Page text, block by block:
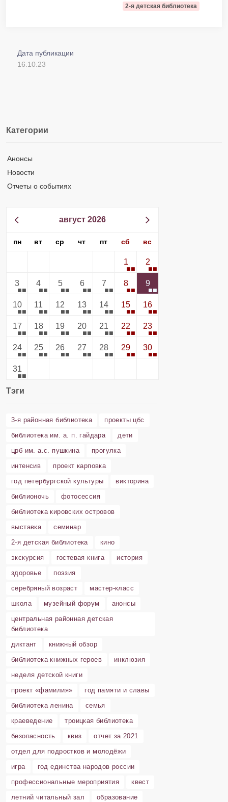
2-я детская библиотека
Дата публикации
16.10.23
Категории
Анонсы
Новости
Отчеты о событиях
август 2026
пн вт ср чт пт сб вс
1 2
3 4 5 6 7 8 9
10 11 12 13 14 15 16
17 18 19 20 21 22 23
24 25 26 27 28 29 30
31
Тэги
3-я районная библиотека
проекты цбс
библиотека им. а. п. гайдара
дети
црб им. а.с. пушкина
прогулка
интенсив
проект карповка
год петербургской культуры
викторина
библионочь
фотосессия
библиотека кировских островов
выставка
семинар
2-я детская библиотека
кино
экскурсия
гостевая книга
история
здоровье
поэзия
серебряный возраст
мастер-класс
школа
музейный форум
анонсы
центральная районная детская
библиотека
диктант
книжный обзор
библиотека книжных героев
инклюзия
неделя детской книги
проект «фамилия»
год памяти и славы
библиотека ленина
семья
краеведение
троицкая библиотека
безопасность
квиз
отчет за 2021
отдел для подростков и молодёжи
игра
год единства народов россии
профессиональные мероприятия
квест
летний читальный зал
образование